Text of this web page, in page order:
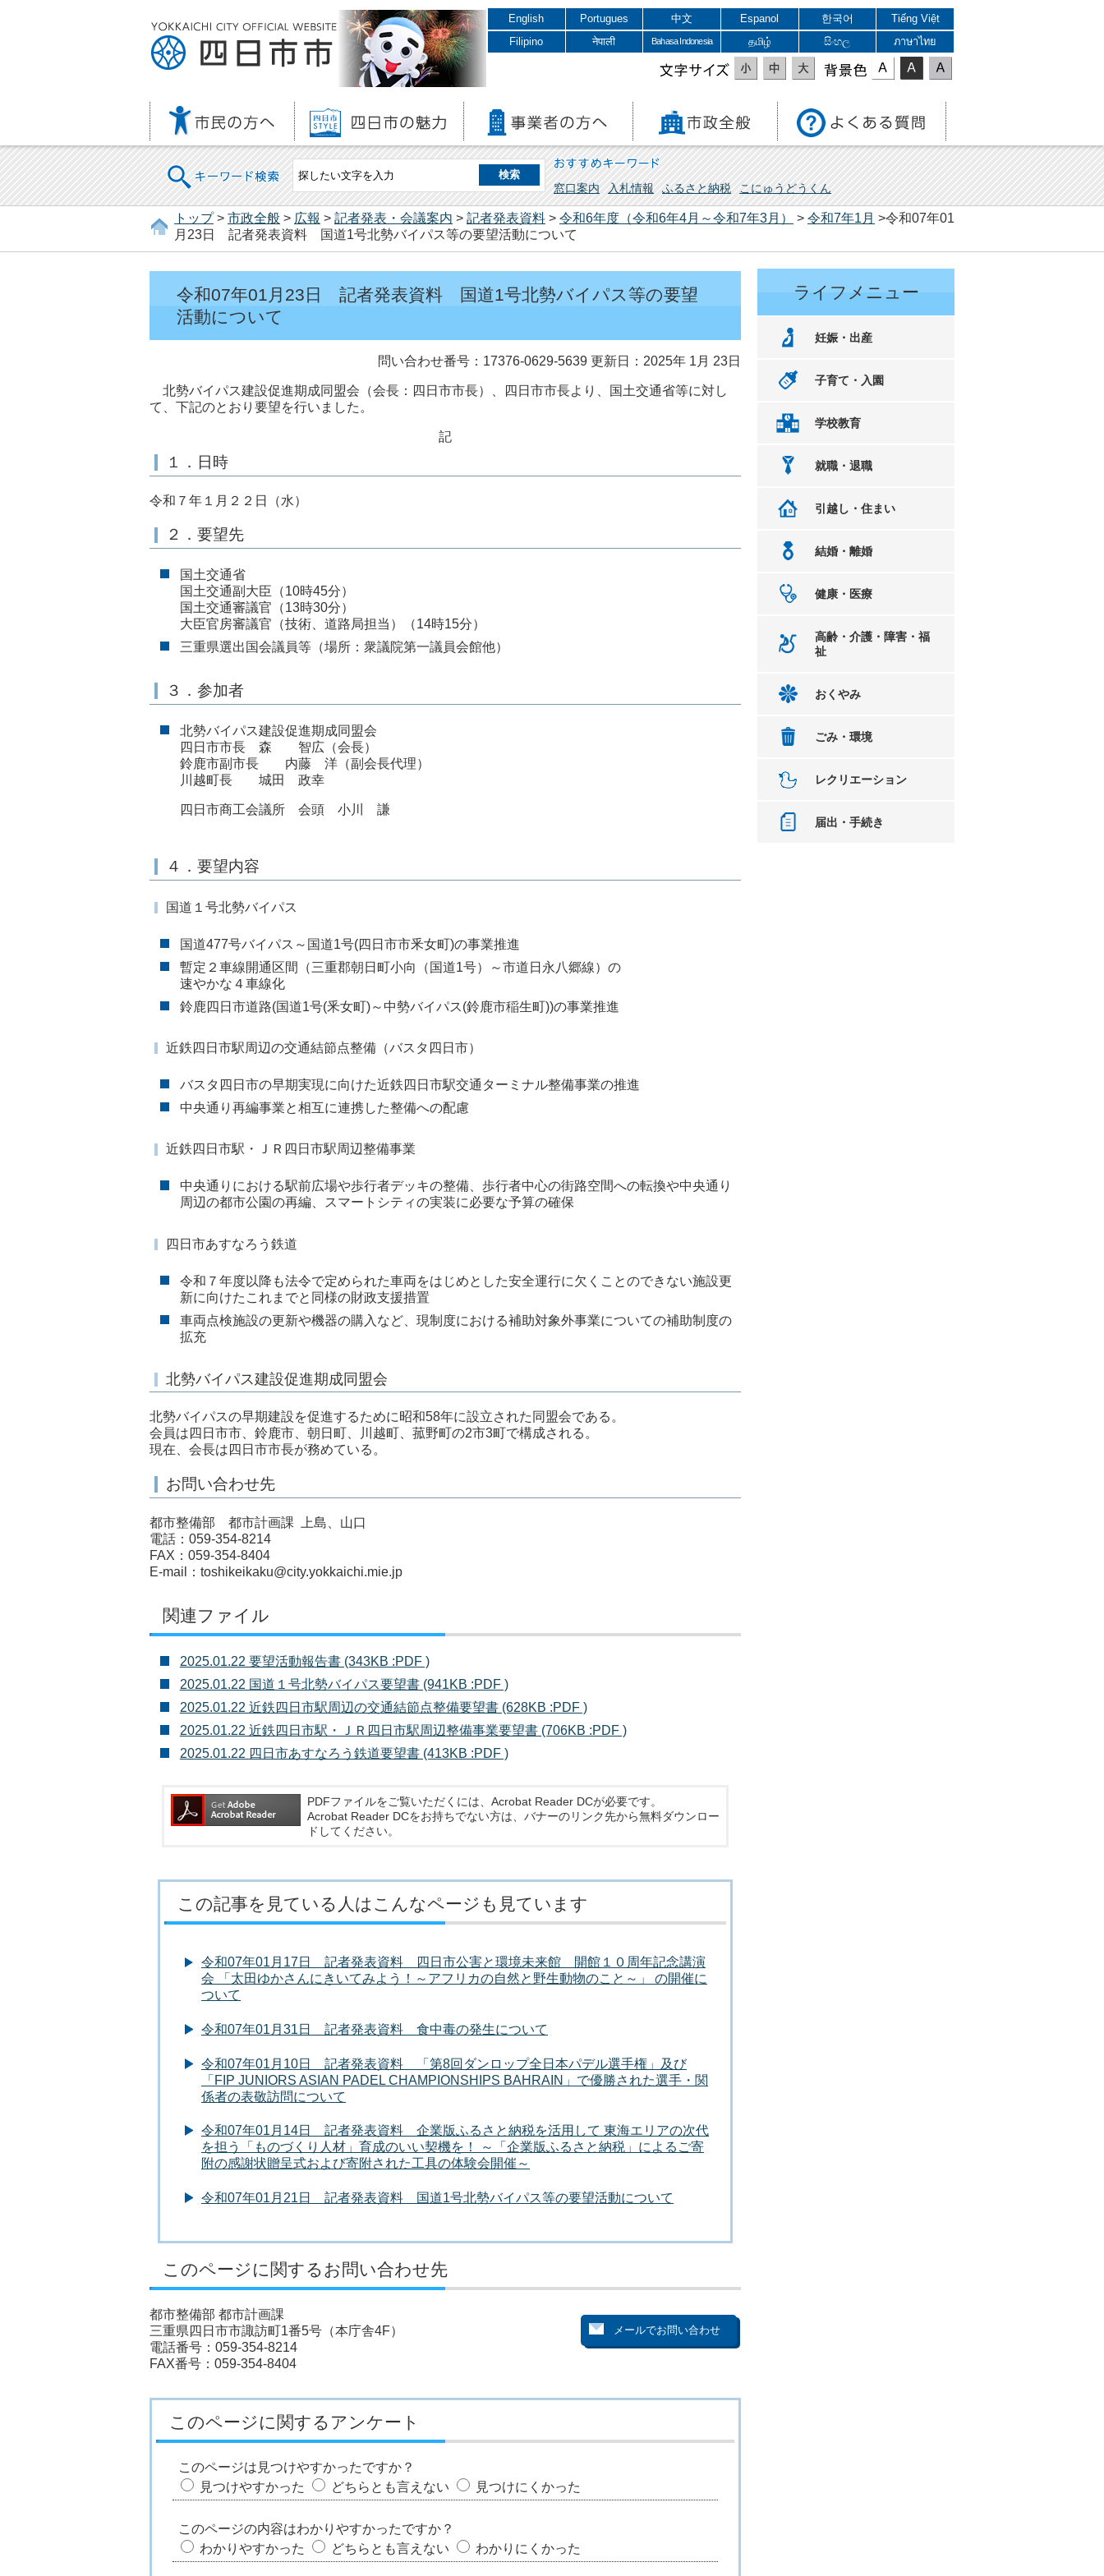
English Portugues 中文 Espanol 한국어
Tiếng Việt
Filipino
नेपाली Bahasa Indonesia தமிழ் සිංහල ภาษาไทย
文字サイズ 表示色
キーワード検索 おすすめキーワード
窓口案内 入札情報 ふるさと納税 こにゅうどうくん
トップ> 市政全般 > 広報 > 記者発表・会議案内 > 記者発表資料 > 令和6年度（令和6年4月～令和7年3月） > 令和7年1月 >令和07年01
月23日 記者発表資料 国道1号北勢バイパス等の要望活動について
令和07年01月23日 記者発表資料 国道1号北勢バイパス等の要望
活動について
問い合わせ番号：17376-0629-5639 更新日：2025年 1月 23日
北勢バイパス建設促進期成同盟会（会長：四日市市長）、四日市市長より、国土交通省等に対し
て、下記のとおり要望を行いました。
記
１．日時
令和７年１月２２日（水）
２．要望先
国土交通省
国土交通副大臣（10時45分）
国土交通審議官（13時30分）
大臣官房審議官（技術、道路局担当）（14時15分）
三重県選出国会議員等（場所：衆議院第一議員会館他）
３．参加者
北勢バイパス建設促進期成同盟会
四日市市長 森 智広（会長）
鈴鹿市副市長 内藤 洋（副会長代理）
川越町長 城田 政幸
四日市商工会議所 会頭 小川 謙
４．要望内容
国道１号北勢バイパス
国道477号バイパス～国道1号(四日市市釆女町)の事業推進
暫定２車線開通区間（三重郡朝日町小向（国道1号）～市道日永八郷線）の
速やかな４車線化
鈴鹿四日市道路(国道1号(釆女町)～中勢バイパス(鈴鹿市稲生町))の事業推進
近鉄四日市駅周辺の交通結節点整備（バスタ四日市）
バスタ四日市の早期実現に向けた近鉄四日市駅交通ターミナル整備事業の推進
中央通り再編事業と相互に連携した整備への配慮
近鉄四日市駅・ＪＲ四日市駅周辺整備事業
中央通りにおける駅前広場や歩行者デッキの整備、歩行者中心の街路空間への転換や中央通り
周辺の都市公園の再編、スマートシティの実装に必要な予算の確保
四日市あすなろう鉄道
令和７年度以降も法令で定められた車両をはじめとした安全運行に欠くことのできない施設更
新に向けたこれまでと同様の財政支援措置
車両点検施設の更新や機器の購入など、現制度における補助対象外事業についての補助制度の
拡充
北勢バイパス建設促進期成同盟会
北勢バイパスの早期建設を促進するために昭和58年に設立された同盟会である。
会員は四日市市、鈴鹿市、朝日町、川越町、菰野町の2市3町で構成される。
現在、会長は四日市市長が務めている。
お問い合わせ先
都市整備部 都市計画課 上島、山口
電話：059-354-8214
FAX：059-354-8404
E-mail：toshikeikaku@city.yokkaichi.mie.jp
関連ファイル
2025.01.22 要望活動報告書 (343KB :PDF )
2025.01.22 国道１号北勢バイパス要望書 (941KB :PDF )
2025.01.22 近鉄四日市駅周辺の交通結節点整備要望書 (628KB :PDF )
2025.01.22 近鉄四日市駅・ＪＲ四日市駅周辺整備事業要望書 (706KB :PDF )
2025.01.22 四日市あすなろう鉄道要望書 (413KB :PDF )
PDFファイルをご覧いただくには、Acrobat Reader DCが必要です。
Acrobat Reader DCをお持ちでない方は、バナーのリンク先から無料ダウンロー
ドしてください。
この記事を見ている人はこんなページも見ています
令和07年01月17日 記者発表資料 四日市公害と環境未来館 開館１０周年記念講演
会 「太田ゆかさんにきいてみよう！～アフリカの自然と野生動物のこと～」 の開催に
ついて
令和07年01月31日 記者発表資料 食中毒の発生について
令和07年01月10日 記者発表資料 「第8回ダンロップ全日本パデル選手権」及び
「FIP JUNIORS ASIAN PADEL CHAMPIONSHIPS BAHRAIN」で優勝された選手・関
係者の表敬訪問について
令和07年01月14日 記者発表資料 企業版ふるさと納税を活用して 東海エリアの次代
を担う「ものづくり人材」育成のいい契機を！ ～「企業版ふるさと納税」によるご寄
附の感謝状贈呈式および寄附された工具の体験会開催～
令和07年01月21日 記者発表資料 国道1号北勢バイパス等の要望活動について
このページに関するお問い合わせ先
都市整備部 都市計画課
三重県四日市市諏訪町1番5号（本庁舎4F）
電話番号：059-354-8214
FAX番号：059-354-8404
このページに関するアンケート
このページは見つけやすかったですか？
見つけやすかった
どちらとも言えない 見つけにくかった
このページの内容はわかりやすかったですか？
わかりやすかった
どちらとも言えない わかりにくかった
ライフメニュー
妊娠・出産
子育て・入園
学校教育
就職・退職
引越し・住まい
結婚・離婚
健康・医療
高齢・介護・障害・福
祉
おくやみ
ごみ・環境
レクリエーション
届出・手続き